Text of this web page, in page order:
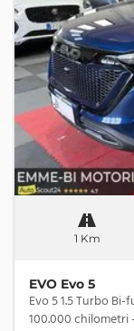
1 Km
EVO Evo 5
Evo 5 1.5 Turbo